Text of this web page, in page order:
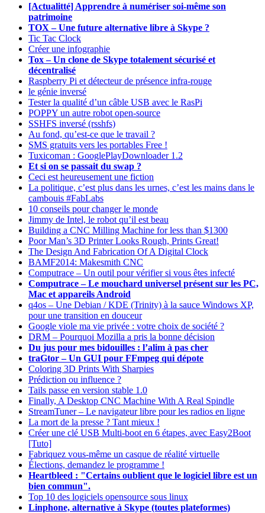
[Actualitté] Apprendre à numériser soi-même son
patrimoine
TOX – Une future alternative libre à Skype ?
Tic Tac Clock
Créer une infographie
Tox – Un clone de Skype totalement sécurisé et
décentralisé
Raspberry Pi et détecteur de présence infra-rouge
le génie inversé
Tester la qualité d’un câble USB avec le RasPi
POPPY un autre robot open-source
SSHFS inversé (rsshfs)
Au fond, qu’est-ce que le travail ?
SMS gratuits vers les portables Free !
Tuxicoman : GooglePlayDownloader 1.2
Et si on se passait du swap ?
Ceci est heureusement une fiction
La politique, c’est plus dans les urnes, c’est les mains dans le
cambouis #FabLabs
10 conseils pour changer le monde
Jimmy de Intel, le robot qu’il est beau
Building a CNC Milling Machine for less than $1300
Poor Man’s 3D Printer Looks Rough, Prints Great!
The Design And Fabrication Of A Digital Clock
BAMF2014: Makesmith CNC
Computrace – Un outil pour vérifier si vous êtes infecté
Computrace – Le mouchard universel présent sur les PC,
Mac et appareils Android
q4os – Une Debian / KDE (Trinity) à la sauce Windows XP,
pour une transition en douceur
Google viole ma vie privée : votre choix de société ?
DRM – Pourquoi Mozilla a pris la bonne décision
Du jus pour mes bidouilles : l’alim à pas cher
traGtor – Un GUI pour FFmpeg qui dépote
Coloring 3D Prints With Sharpies
Prédiction ou influence ?
Tails passe en version stable 1.0
Finally, A Desktop CNC Machine With A Real Spindle
StreamTuner – Le navigateur libre pour les radios en ligne
La mort de la presse ? Tant mieux !
Créer une clé USB Multi-boot en 6 étapes, avec Easy2Boot
[Tuto]
Fabriquez vous-même un casque de réalité virtuelle
Élections, demandez le programme !
Heartbleed : "Certains oublient que le logiciel libre est un
bien commun".
Top 10 des logiciels opensource sous linux
Linphone, alternative à Skype (toutes plateformes)